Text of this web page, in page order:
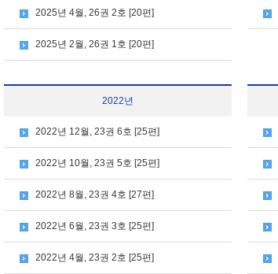
2025년 4월, 26권 2호 [20편]
2025년 2월, 26권 1호 [20편]
2022년
2022년 12월, 23권 6호 [25편]
2022년 10월, 23권 5호 [25편]
2022년 8월, 23권 4호 [27편]
2022년 6월, 23권 3호 [25편]
2022년 4월, 23권 2호 [25편]